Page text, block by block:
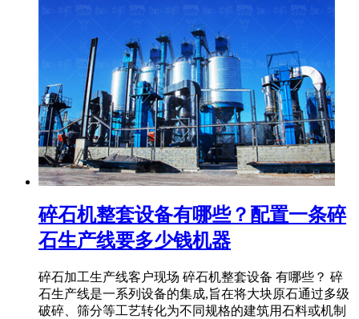
碎石机整套设备有哪些？配置一条碎
石生产线要多少钱机器
碎石加工生产线客户现场 碎石机整套设备 有哪些？ 碎
石生产线是一系列设备的集成,旨在将大块原石通过多级
破碎、筛分等工艺转化为不同规格的建筑用石料或机制